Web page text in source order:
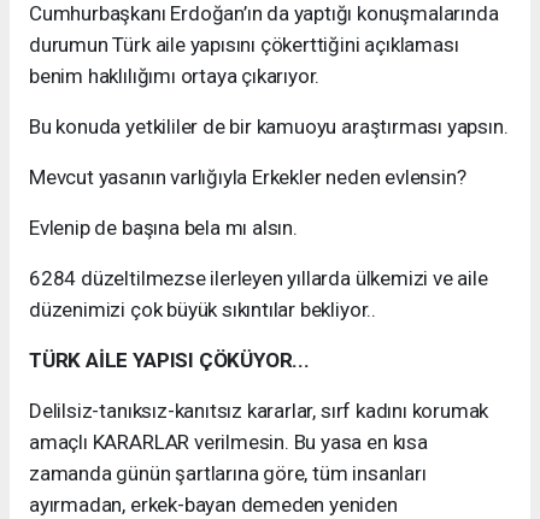
Cumhurbaşkanı Erdoğan’ın da yaptığı konuşmalarında
durumun Türk aile yapısını çökerttiğini açıklaması
benim haklılığımı ortaya çıkarıyor.
Bu konuda yetkililer de bir kamuoyu araştırması yapsın.
Mevcut yasanın varlığıyla Erkekler neden evlensin?
Evlenip de başına bela mı alsın.
6284 düzeltilmezse ilerleyen yıllarda ülkemizi ve aile
düzenimizi çok büyük sıkıntılar bekliyor..
TÜRK AİLE YAPISI ÇÖKÜYOR...
Delilsiz-tanıksız-kanıtsız kararlar, sırf kadını korumak
amaçlı KARARLAR verilmesin. Bu yasa en kısa
zamanda günün şartlarına göre, tüm insanları
ayırmadan, erkek-bayan demeden yeniden